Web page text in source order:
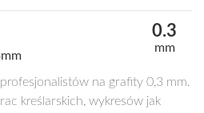
0.3
mm
na grafity 0,3 mm.
kreślarskich, wykresów jak